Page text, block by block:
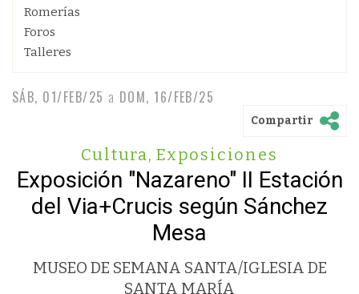
Romerías
Foros
Talleres
SÁB, 01/FEB/25 a DOM, 16/FEB/25
Compartir
Cultura, Exposiciones
Exposición "Nazareno" II Estación
del Via+Crucis según Sánchez
Mesa
MUSEO DE SEMANA SANTA/IGLESIA DE
SANTA MARÍA